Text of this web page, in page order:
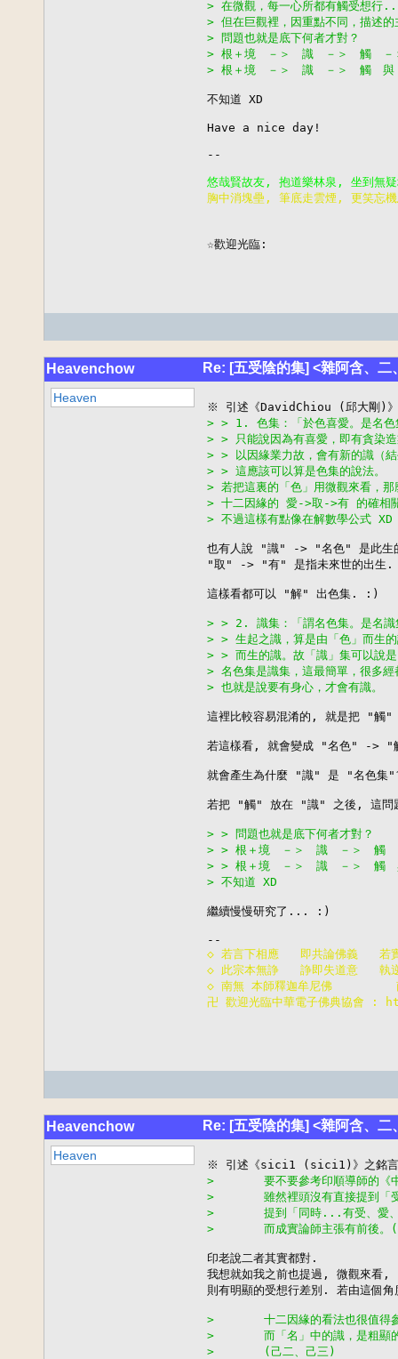
> 在微觀，每一心所都有觸受想行
> 但在巨觀裡，因重點不同，描述
> 問題也就是底下何者才對？
> 根＋境　－＞　識　－＞　觸　－
> 根＋境　－＞　識　－＞　觸　與
不知道 XD
Have a nice day!
--
胸中消塊壘, 筆底走雲煙, 更笑忘
☆歡迎光臨:
Heavenchow Re: [五受陰的集] <雜阿含、二
Heaven
> > 1. 色集：「於色喜愛。是名色
> > 只能說因為有喜愛，即有貪染
> > 以因緣業力故，會有新的識（
> > 這應該可以算是色集的說法。
> 若把這裏的「色」用微觀來看，
> 十二因緣的 愛->取->有 的確相
> 不過這樣有點像在解數學公式 XD
也有人說 "識" -> "名色" 是此生
"取" -> "有" 是指未來世的出生.
這樣看都可以 "解" 出色集. :)
> > 2. 識集：「謂名色集。是名識
> > 生起之識，算是由「色」而生
> > 而生的識。故「識」集可以說
> 名色集是識集，這最簡單，很多經
> 也就是說要有身心，才會有識。
這裡比較容易混淆的, 就是把 "
若這樣看, 就會變成 "名色" ->
就會產生為什麼 "識" 是 "名色
若把 "觸" 放在 "識" 之後, 這問
> > 問題也就是底下何者才對？
> > 根＋境　－＞　識　－＞　觸
> > 根＋境　－＞　識　－＞　觸
> 不知道 XD
繼續慢慢研究了... :)
◇ 若言下相應   即共論佛義   若
◇ 此宗本無諍   諍即失道意   執
◇ 南無 本師釋迦牟尼佛
卍 歡迎光臨中華電子佛典協
Heavenchow Re: [五受陰的集] <雜阿含、二
Heaven
>       要不要參考印順導師的《
>       雖然裡頭沒有直接提到「受
>       提到「同時...有受、愛、
>       而成實論師主張有前後。(
印老說二者其實都對.
我想就如我之前也提過, 微觀來看
則有明顯的受想行差別. 若由這個
>       十二因緣的看法也很值得參
>       而「名」中的識，是粗顯的
>       (己二、己三)